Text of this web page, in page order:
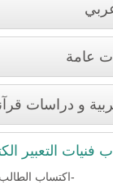
عامة
و دراسات
التعبير
-اكتساب الطالب